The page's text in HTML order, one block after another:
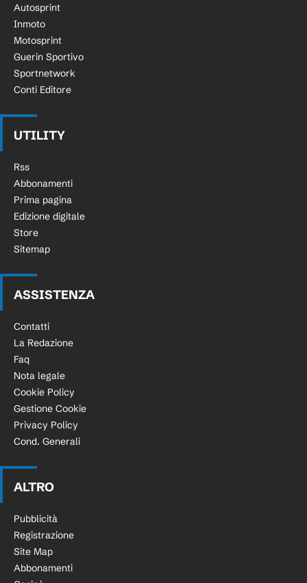
Autosprint
Inmoto
Motosprint
Guerin Sportivo
Sportnetwork
Conti Editore
UTILITY
Rss
Abbonamenti
Prima pagina
Edizione digitale
Store
Sitemap
ASSISTENZA
Contatti
La Redazione
Faq
Nota legale
Cookie Policy
Gestione Cookie
Privacy Policy
Cond. Generali
ALTRO
Pubblicità
Registrazione
Site Map
Abbonamenti